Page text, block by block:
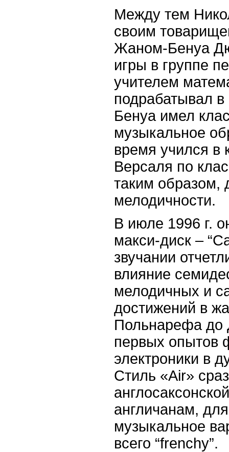
Между тем
своим
Жаном-Бенуа
игры в группе
учителем
подрабатывал
Бенуа имел
музыкальное
время учился в
Версаля по
таким образом,
мелодичности.
В июле 1996 г.
макси-диск – “
звучании
влияние
мелодичных и
достижений в
Польнарефа до
первых опытов
электроники в
Стиль «Air»
англичанам,
музыкальное
всего “frenchy”.